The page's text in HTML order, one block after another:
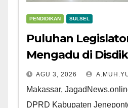
PENDIDIKAN SULSEL
Puluhan
Mengadu di
AGU 3, 2026
Makassar,
DPRD Kabupaten